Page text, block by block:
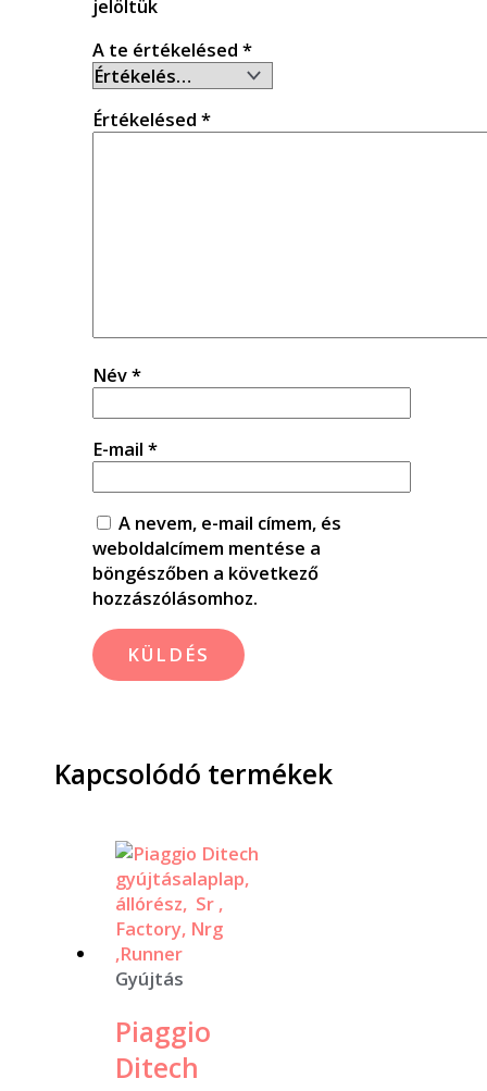
jelöltük
A te értékelésed *
Értékelésed *
Név*
E-mail *
A nevem, e-mail címem, és
weboldalcímem mentése a
böngészőben a következő
hozzászólásomhoz.
Kapcsolódó termékek
Gyújtás
Piaggio
Ditech